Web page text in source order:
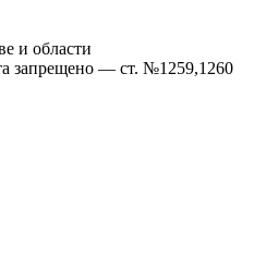
и области
запрещено — ст. №1259,1260